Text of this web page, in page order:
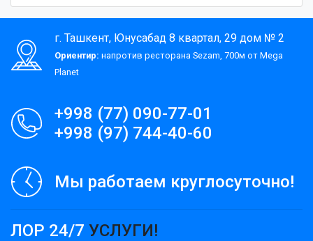
г. Ташкент, Юнусабад 8 квартал, 29 дом № 2
Ориентир: напротив ресторана Sezam, 700м от Mega
Planet
+998 (77) 090-77-01
+998 (97) 744-40-60
Мы работаем круглосуточно!
ЛОР 24/7 УСЛУГИ!